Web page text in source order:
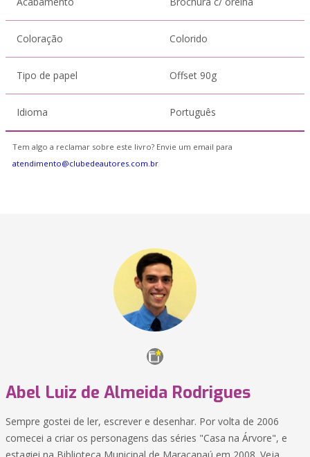
Coloração Colorido
Tipo de papel Offset 90g
Idioma Português
Tem algo a reclamar sobre este livro? Envie um email para
atendimento@clubedeautores.com.br
Abel Luiz de Almeida Rodrigues
Sempre gostei de ler, escrever e desenhar. Por volta de 2006
comecei a criar os personagens das séries "Casa na Árvore", e